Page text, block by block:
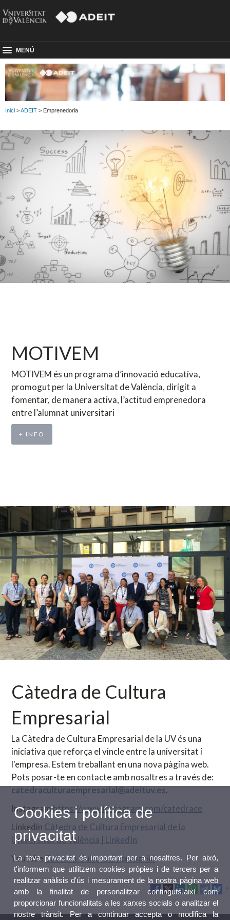
MENÚ
Inici >ADEIT > Emprenedoria
MOTIVEM
MOTIVEM és un programa d’innovació educativa,
promogut per la Universitat de València, dirigit a
fomentar, de manera activa, l’actitud emprenedora
entre l’alumnat universitari
+ INFO
Càtedra de Cultura
Empresarial
La Càtedra de Cultura Empresarial de la UV és una
iniciativa que reforça el vincle entre la universitat i
l'empresa. Estem treballant en una nova pàgina web.
Pots posar-te en contacte amb nosaltres a través de:
catedraculturaempresarial@adeituv.es.
Instagramhttps://www.instagram.com/catedrace
Linkedin Càtedra de Cultura Empresarial de la
Universitat de València | LinkedIn
Youtube Càtedra Cultura Empresarial
Cookies i política de
privacitat
La teva privacitat és important per a nosaltres. Per això,
t'informem que utilitzem cookies pròpies i de tercers per a
realitzar anàlisis d'ús i mesurament de la nostra pàgina web
amb la finalitat de personalitzar continguts,així com
proporcionar funcionalitats a les xarxes socials o analitzar el
nostre trànsit. Per a continuar accepta o modifica la